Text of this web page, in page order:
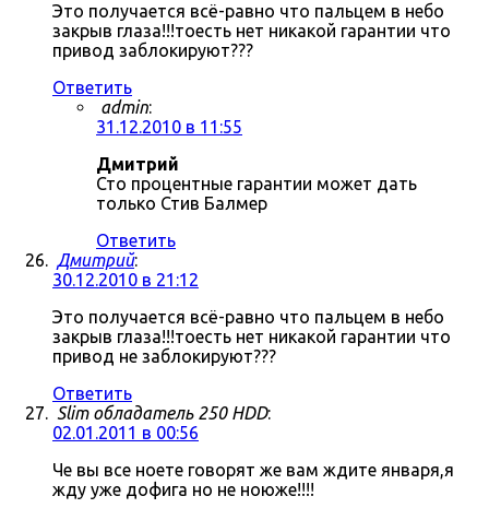
Это получается всё-равно что пальцем в небо
закрыв глаза!!!тоесть нет никакой гарантии что
привод заблокируют???
Ответить
admin:
31.12.2010 в 11:55
Дмитрий
Сто процентные гарантии может дать
только Стив Балмер
Ответить
Дмитрий:
30.12.2010 в 21:12
Это получается всё-равно что пальцем в небо
закрыв глаза!!!тоесть нет никакой гарантии что
привод не заблокируют???
Ответить
Slim обладатель 250 HDD:
02.01.2011 в 00:56
Че вы все ноете говорят же вам ждите января,я
жду уже дофига но не ноюже!!!!